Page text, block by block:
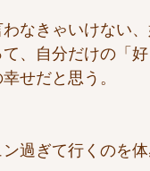
なきゃいけない
、自分だけの「
せだと思う。
過ぎて行くのを